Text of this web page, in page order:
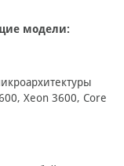
модели:
Xeon 3600, Core